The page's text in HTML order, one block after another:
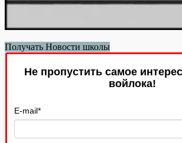
Получать Новости школы
Не пропустить самое
войлока!
E-mail*